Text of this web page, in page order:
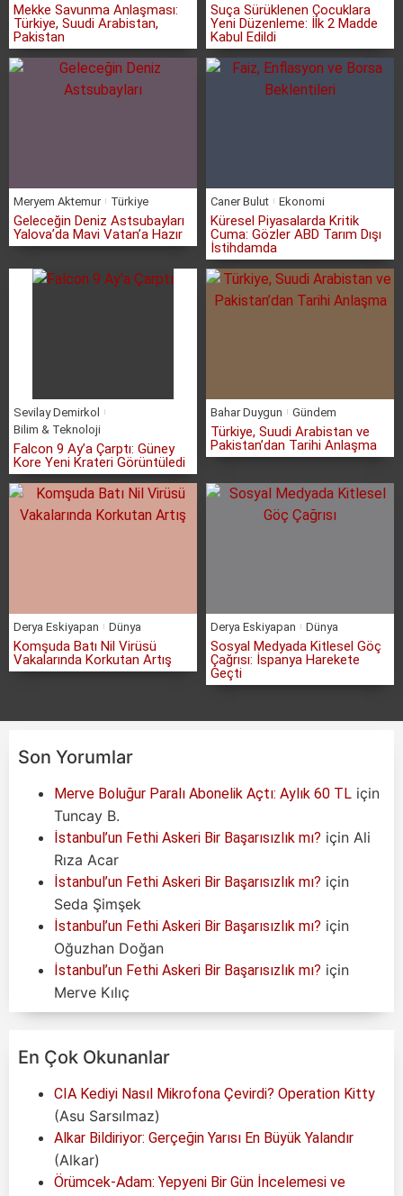
Mekke Savunma Anlaşması:
Türkiye, Suudi Arabistan,
Pakistan
Suça Sürüklenen Çocuklara
Yeni Düzenleme: İlk 2 Madde
Kabul Edildi
Meryem Aktemur Türkiye
Geleceğin Deniz Astsubayları
Yalova’da Mavi Vatan’a Hazır
Caner Bulut Ekonomi
Küresel Piyasalarda Kritik
Cuma: Gözler ABD Tarım Dışı
İstihdamda
Sevilay Demirkol
Bilim & Teknoloji
Falcon 9 Ay’a Çarptı: Güney
Kore Yeni Krateri Görüntüledi
Bahar Duygun Gündem
Türkiye, Suudi Arabistan ve
Pakistan’dan Tarihi Anlaşma
Derya Eskiyapan Dünya
Komşuda Batı Nil Virüsü
Vakalarında Korkutan Artış
Derya Eskiyapan Dünya
Sosyal Medyada Kitlesel Göç
Çağrısı: İspanya Harekete
Geçti
Son Yorumlar
Merve Boluğur Paralı Abonelik Açtı: Aylık 60 TL için
Tuncay B.
İstanbul’un Fethi Askeri Bir Başarısızlık mı? için Ali
Rıza Acar
İstanbul’un Fethi Askeri Bir Başarısızlık mı? için
Seda Şimşek
İstanbul’un Fethi Askeri Bir Başarısızlık mı? için
Oğuzhan Doğan
İstanbul’un Fethi Askeri Bir Başarısızlık mı? için
Merve Kılıç
En Çok Okunanlar
CIA Kediyi Nasıl Mikrofona Çevirdi? Operation Kitty
(Asu Sarsılmaz)
Alkar Bildiriyor: Gerçeğin Yarısı En Büyük Yalandır
(Alkar)
Örümcek-Adam: Yepyeni Bir Gün İncelemesi ve